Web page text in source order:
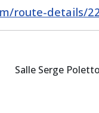
route-details/
Salle Serge Poletto